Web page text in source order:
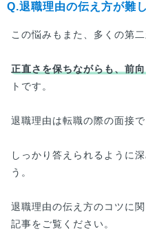
20代後
Q.退職理由の伝え方が難
この悩みもまた、多くの第
正直さを保ちながらも、前
トです。
退職理由は転職の際の面接で
しっかり答えられるように
う。
退職理由の伝え方のコツに
記事をご覧ください。